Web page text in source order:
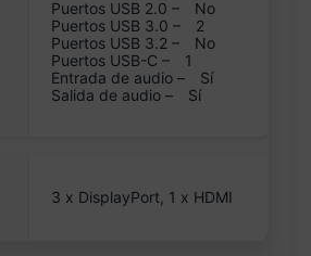
Puertos USB 2.0 –
No
Puertos USB 3.0 –
2
Puertos USB 3.2 –
No
Puertos USB-C –
1
Entrada de audio –
Sí
Salida de audio –
Sí
3 x DisplayPort, 1 x HDMI